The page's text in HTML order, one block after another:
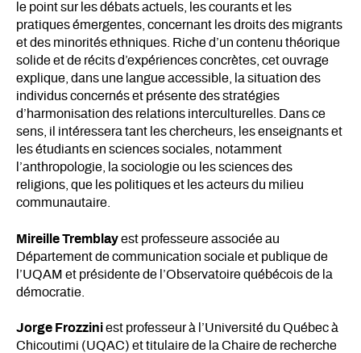
le point sur les débats actuels, les courants et les
pratiques émergentes, concernant les droits des migrants
et des minorités ethniques. Riche d’un contenu théorique
solide et de récits d’expériences concrètes, cet ouvrage
explique, dans une langue accessible, la situation des
individus concernés et présente des stratégies
d’harmonisation des relations interculturelles. Dans ce
sens, il intéressera tant les chercheurs, les enseignants et
les étudiants en sciences sociales, notamment
l’anthropologie, la sociologie ou les sciences des
religions, que les politiques et les acteurs du milieu
communautaire.
Mireille Tremblayest professeure associée au
Département de communication sociale et publique de
l’UQAM et présidente de l’Observatoire québécois de la
démocratie.
Jorge Frozziniest professeur à l’Université du Québec à
Chicoutimi (UQAC) et titulaire de la Chaire de recherche